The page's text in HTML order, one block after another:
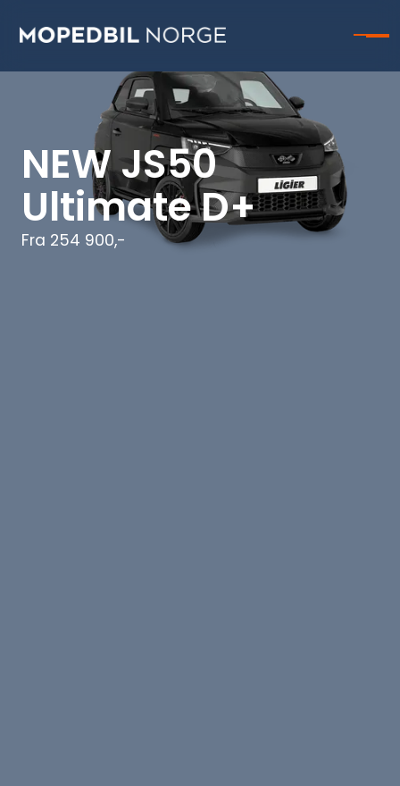
NEW JS50
Ultimate D+
Fra 254 900,-